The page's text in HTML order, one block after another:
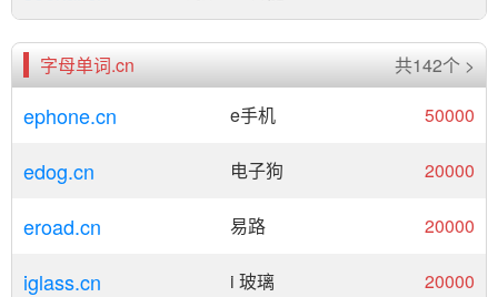
字母单词.cn 共142个 >
ephone.cn e手机 50000
edog.cn 电子狗 20000
eroad.cn 易路 20000
iglass.cn i 玻璃 20000